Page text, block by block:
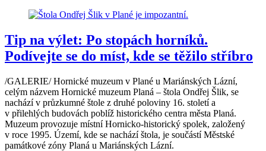
Tip na výlet: Po stopách horníků.
Podívejte se do míst, kde se těžilo stříbro
/GALERIE/ Hornické muzeum v Plané u Mariánských Lázní,
celým názvem Hornické muzeum Planá – štola Ondřej Šlik, se
nachází v průzkumné štole z druhé poloviny 16. století a
v přilehlých budovách poblíž historického centra města Planá.
Muzeum provozuje místní Hornicko-historický spolek, založený
v roce 1995. Území, kde se nachází štola, je součástí Městské
památkové zóny Planá u Mariánských Lázní.